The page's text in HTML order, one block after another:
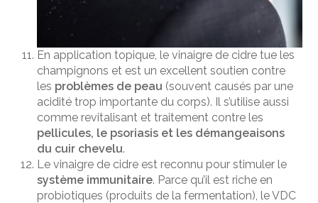
En application topique, le vinaigre de cidre tue les
champignons et est un excellent soutien contre
les problèmes de peau (souvent causés par une
acidité trop importante du corps). Il s’utilise aussi
comme revitalisant et traitement contre les
pellicules, le psoriasis et les démangeaisons
du cuir chevelu.
Le vinaigre de cidre est reconnu pour stimuler le
système immunitaire. Parce qu’il est riche en
probiotiques (produits de la fermentation), le VDC